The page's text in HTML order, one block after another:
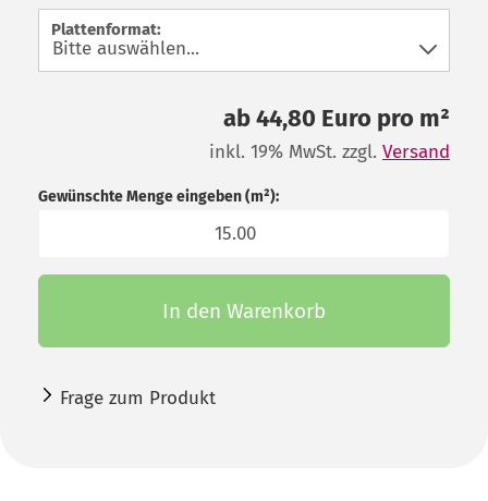
Plattenformat:
ab 44,80 Euro pro m²
inkl. 19% MwSt. zzgl. Versand
Gewünschte Menge eingeben (m²):
In den Warenkorb
Frage zum Produkt